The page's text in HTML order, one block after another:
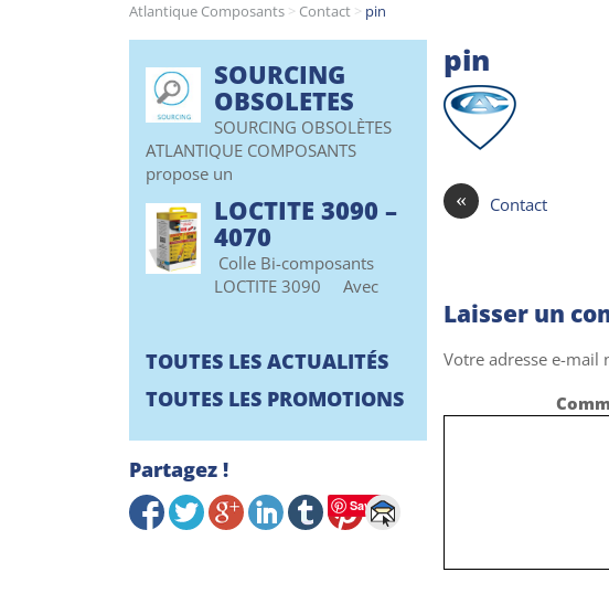
Atlantique Composants > Contact > pin
pin
« Contact
Laisser un
Votre adresse e-mail
SOURCING
OBSOLETES
SOURCING OBSOLÈTES
ATLANTIQUE COMPOSANTS
propose un
LOCTITE 3090 –
4070
Colle Bi-composants
LOCTITE 3090 Avec
TOUTES LES ACTUALITÉS
TOUTES LES PROMOTIONS
Partagez !
Save